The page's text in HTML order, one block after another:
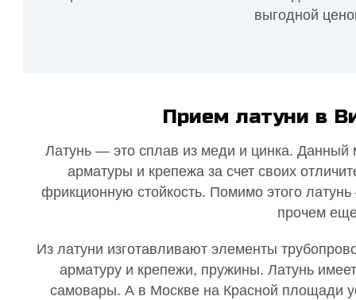
Прием латуни в
Латунь — это сплав из меди и цинка. Данный
арматуры и крепежа за счет своих
фрикционную стойкость. Помимо этого
прочем
Из латуни изготавливают элементы
арматуру и крепежи, пружины. Латунь
самовары. А в Москве на Красной площади